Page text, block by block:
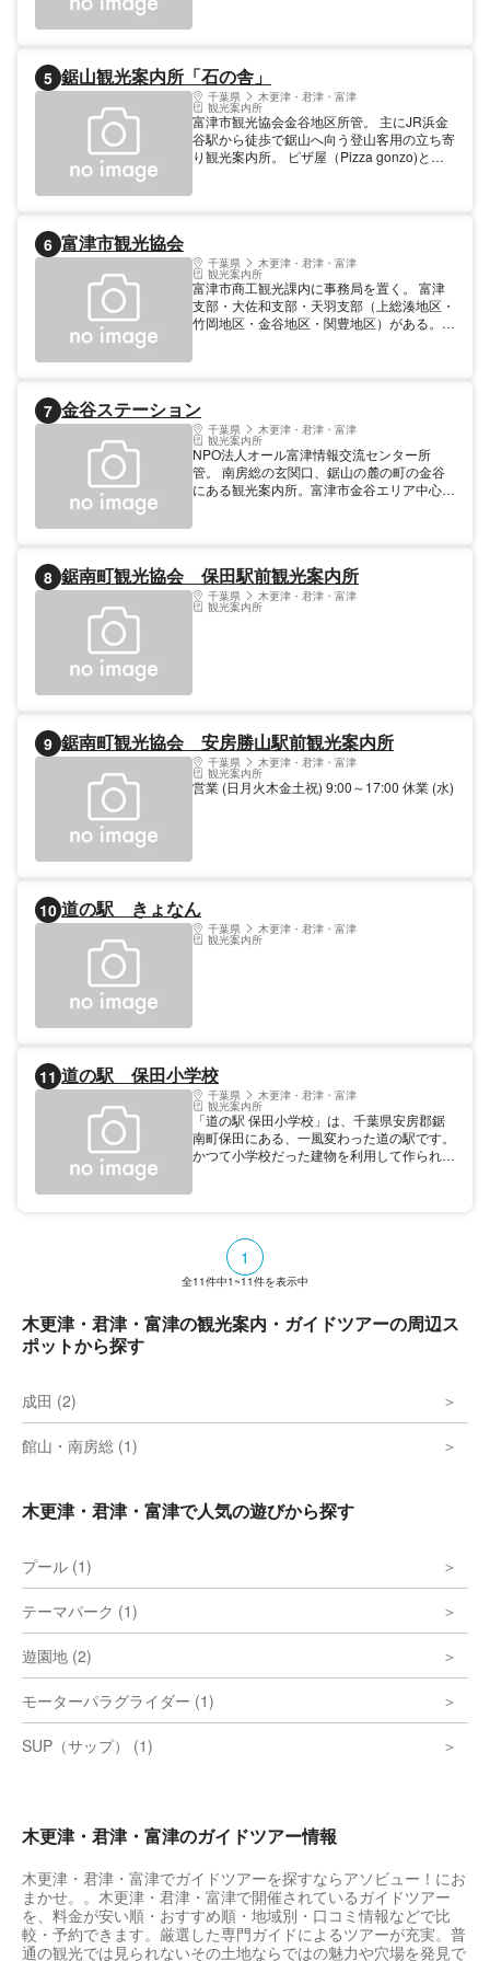
5 鋸山観光案内所「石の舎」
千葉県 木更津・君津・富津
観光案内所
富津市観光協会金谷地区所管。 主にJR浜金
谷駅から徒歩で鋸山へ向う登山客用の立ち寄
り観光案内所。 ピザ屋（Pizza gonzo)と併
6 富津市観光協会
千葉県 木更津・君津・富津
観光案内所
富津市商工観光課内に事務局を置く。 富津
支部・大佐和支部・天羽支部（上総湊地区・
竹岡地区・金谷地区・関豊地区）がある。
7 金谷ステーション
千葉県 木更津・君津・富津
観光案内所
NPO法人オール富津情報交流センター所
管。 南房総の玄関口、鋸山の麓の町の金谷
にある観光案内所。富津市金谷エリア中心と
8 鋸南町観光協会 保田駅前観光案内所
千葉県 木更津・君津・富津
観光案内所
9 鋸南町観光協会 安房勝山駅前観光案内所
千葉県 木更津・君津・富津
観光案内所
営業 (日月火木金土祝) 9:00～17:00 休業 (水)
10 道の駅 きょなん
千葉県 木更津・君津・富津
観光案内所
11 道の駅 保田小学校
千葉県 木更津・君津・富津
観光案内所
「道の駅 保田小学校」は、千葉県安房郡鋸
南町保田にある、一風変わった道の駅です。
かつて小学校だった建物を利用して作られた
DaPeGONZO」「風土職人A’ma～ne」とい
った飲食店です。これらは選りすぐりの地元
の食材を使用し、個性的なメニューを提供。
リジナルのピッツァまで、幅広い味を楽しむ
ことが可能です。 また、「きょなん楽市」
また、ここでは一風変わった宿泊体験もでき
す。少しノスタルジックな雰囲気を楽しみな
船に浸かることで、旅の疲れを癒すことも可
能です。「レンタサイクル」もあり、自転車
もちろん、地元の人々にとっても大切な場所
となっています。様々な施設やサービスを通
1
全11件中1~11件を表示中
木更津・君津・富津の観光案内・ガイドツアーの周辺ス
ポットから探す
成田 (2)
館山・南房総 (1)
木更津・君津・富津で人気の遊びから探す
プール (1)
テーマパーク (1)
遊園地 (2)
モーターパラグライダー (1)
SUP（サップ） (1)
木更津・君津・富津のガイドツアー情報
木更津・君津・富津でガイドツアーを探すならアソビュー！にお
まかせ。。木更津・君津・富津で開催されているガイドツアー
を、料金が安い順・おすすめ順・地域別・口コミ情報などで比
較・予約できます。厳選した専門ガイドによるツアーが充実。普
通の観光では見られないその土地ならではの魅力や穴場を発見で